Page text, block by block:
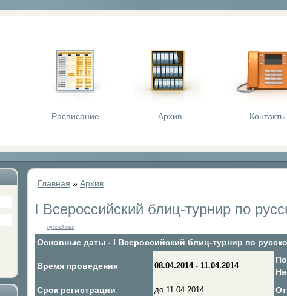
Расписание Архив Контакты
Главная » Архив
I Всероссийский блиц-турнир по
Русский язык
Основные даты - I Всероссийский блиц-турнир по
Время проведения 08.04.2014 - 11.04.2014
Срок регистрации до 11.04.2014